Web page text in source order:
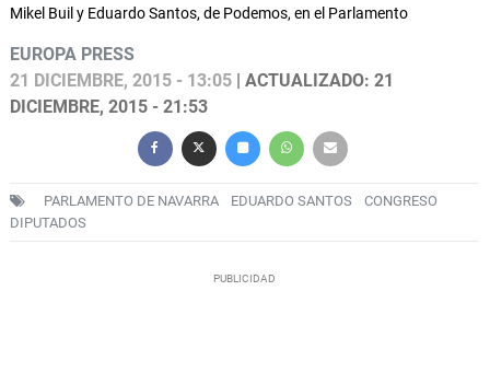
Mikel Buil y Eduardo Santos, de Podemos, en el Parlamento
EUROPA PRESS
21 DICIEMBRE, 2015 - 13:05 | ACTUALIZADO: 21
DICIEMBRE, 2015 - 21:53
PARLAMENTO DE NAVARRA EDUARDO SANTOS
CONGRESO
DIPUTADOS